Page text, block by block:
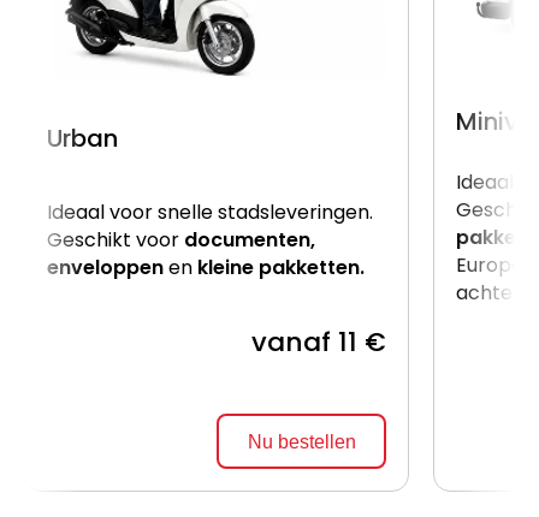
Urban
Ideaal voor snelle stadsleveringen.
Geschikt voor documenten,
enveloppenen kleine pakketten.
vanaf 11 €
Nu bestellen
Ideaal